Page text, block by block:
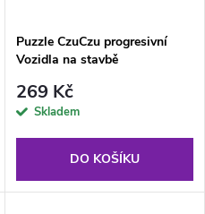
Puzzle CzuCzu progresivní
Vozidla na stavbě
269 Kč
Skladem
DO KOŠÍKU